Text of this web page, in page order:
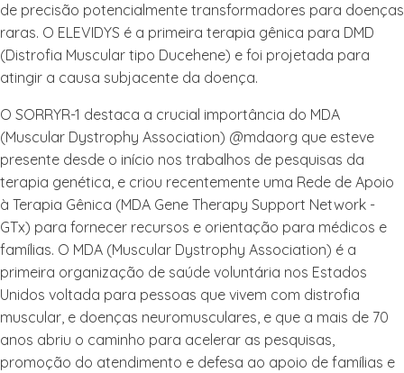
de precisão potencialmente transformadores para doenças
raras. O ELEVIDYS é a primeira terapia gênica para DMD
(Distrofia Muscular tipo Ducehene) e foi projetada para
atingir a causa subjacente da doença.
O SORRYR-1 destaca a crucial importância do MDA
(Muscular Dystrophy Association) @mdaorg que esteve
presente desde o início nos trabalhos de pesquisas da
terapia genética, e criou recentemente uma Rede de Apoio
à Terapia Gênica (MDA Gene Therapy Support Network -
GTx) para fornecer recursos e orientação para médicos e
famílias. O MDA (Muscular Dystrophy Association) é a
primeira organização de saúde voluntária nos Estados
Unidos voltada para pessoas que vivem com distrofia
muscular, e doenças neuromusculares, e que a mais de 70
anos abriu o caminho para acelerar as pesquisas,
promoção do atendimento e defesa ao apoio de famílias e